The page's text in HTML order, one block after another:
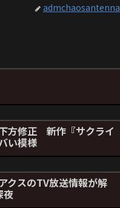
admchaosantenna
方修正 新作『サクライ
い模様
クスのTV放送情報が解
夜